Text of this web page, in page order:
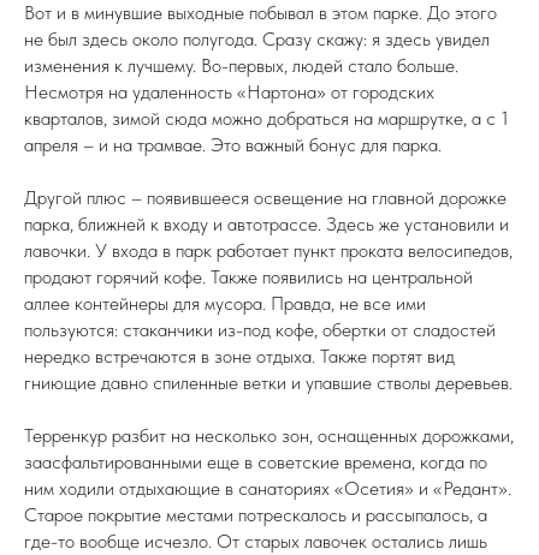
Вот и в минувшие выходные побывал в этом парке. До этого
не был здесь около полугода. Сразу скажу: я здесь увидел
изменения к лучшему. Во-первых, людей стало больше.
Несмотря на удаленность «Нартона» от городских
кварталов, зимой сюда можно добраться на маршрутке, а с 1
апреля – и на трамвае. Это важный бонус для парка.
Другой плюс – появившееся освещение на главной дорожке
парка, ближней к входу и автотрассе. Здесь же установили и
лавочки. У входа в парк работает пункт проката велосипедов,
продают горячий кофе. Также появились на центральной
аллее контейнеры для мусора. Правда, не все ими
пользуются: стаканчики из-под кофе, обертки от сладостей
нередко встречаются в зоне отдыха. Также портят вид
гниющие давно спиленные ветки и упавшие стволы деревьев.
Терренкур разбит на несколько зон, оснащенных дорожками,
заасфальтированными еще в советские времена, когда по
ним ходили отдыхающие в санаториях «Осетия» и «Редант».
Старое покрытие местами потрескалось и рассыпалось, а
где-то вообще исчезло. От старых лавочек остались лишь